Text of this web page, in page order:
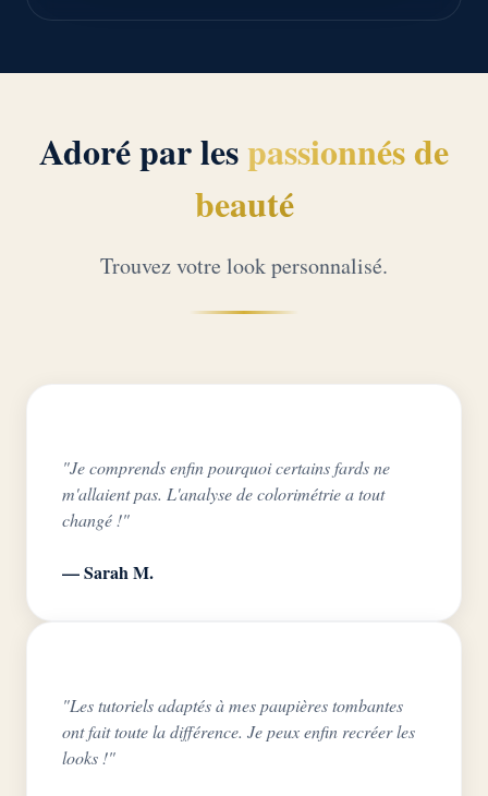
Adoré par lespassionnés de
beauté
Trouvez votre look personnalisé.
"Je comprends enfin pourquoi certains fards ne
m'allaient pas. L'analyse de colorimétrie a tout
changé !"
— Sarah M.
"Les tutoriels adaptés à mes paupières tombantes
ont fait toute la différence. Je peux enfin recréer les
looks !"